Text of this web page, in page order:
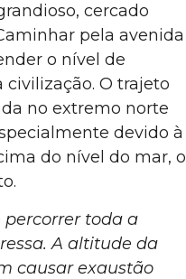
cercado
pela avenida
o nível de
O trajeto
no extremo norte
devido à
do nível do mar, o
percorrer toda a
A altitude da
causar exaustão